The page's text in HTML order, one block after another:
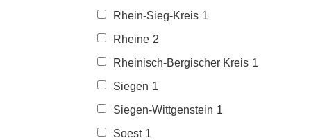
Rhein-Sieg-Kreis 1
Rheine 2
Rheinisch-Bergischer Kreis 1
Siegen 1
Siegen-Wittgenstein 1
Soest 1